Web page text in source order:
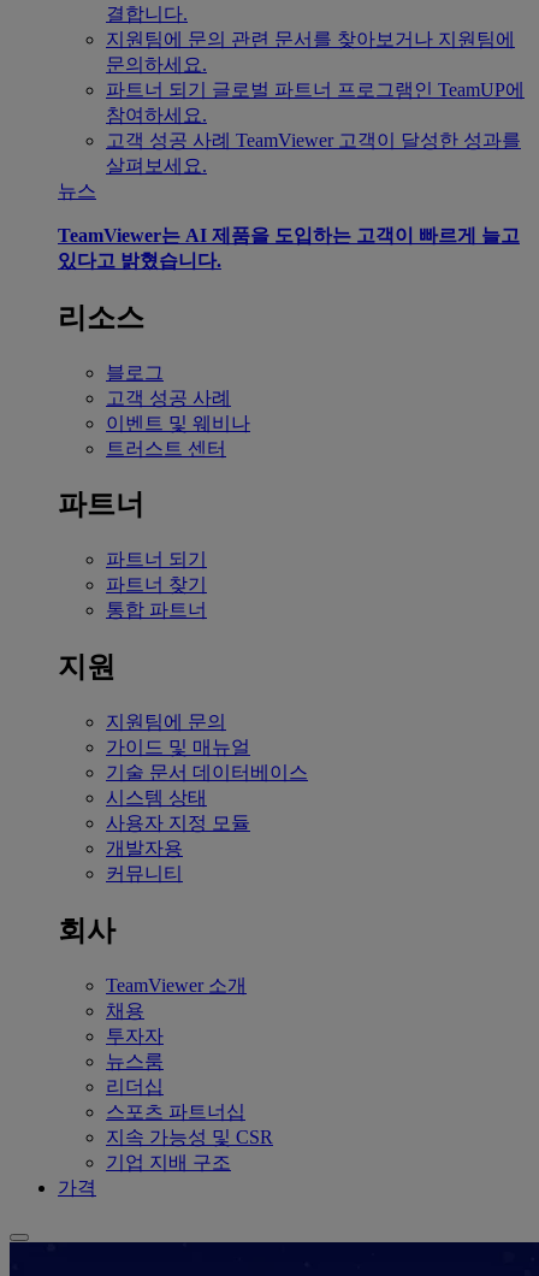
결합니다.
지원팀에 문의 관련 문서를 찾아보거나 지원팀에
문의하세요.
파트너 되기
글로벌 파트너 프로그램인 TeamUP에
참여하세요.
고객 성공 사례 TeamViewer 고객이 달성한 성과를
살펴보세요.
뉴스
TeamViewer는 AI 제품을 도입하는 고객이 빠르게 늘고
있다고 밝혔습니다.
리소스
블로그
고객 성공 사례
이벤트 및 웨비나
트러스트 센터
파트너
파트너 되기
파트너 찾기
통합 파트너
지원
지원팀에 문의
가이드 및 매뉴얼
기술 문서 데이터베이스
시스템 상태
사용자 지정 모듈
개발자용
커뮤니티
회사
TeamViewer 소개
채용
투자자
뉴스룸
리더십
스포츠 파트너십
지속 가능성 및 CSR
기업 지배 구조
가격